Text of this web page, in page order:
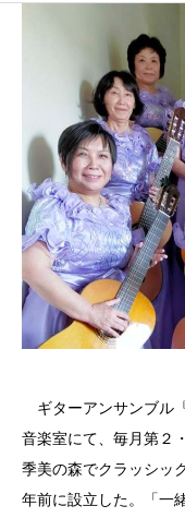
ギターアンサンブル
音楽室にて、毎月第２
季美の森でクラッシッ
年前に設立した。「一